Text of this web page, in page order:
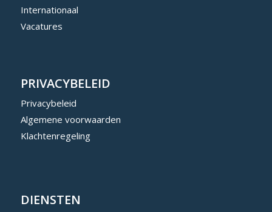
Internationaal
Vacatures
PRIVACYBELEID
Privacybeleid
Algemene voorwaarden
Klachtenregeling
DIENSTEN